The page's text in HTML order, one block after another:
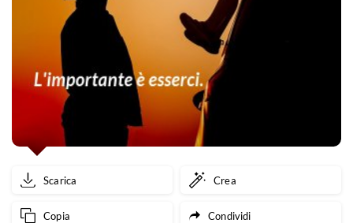
Scarica Crea
Copia Condividi